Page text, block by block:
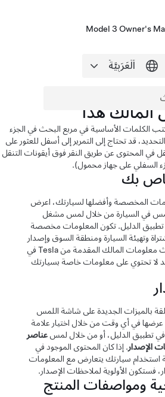
Model 3 Owner's
هذا
الأساسية في مربع البحث في الجزء
قد تحتاج إلى التمرير إلى أسفل للعثور على
المحتوى عن طريق النقر فوق أيقونات التنقل
على جهاز محمول).
بك
المخصصة وأفضلها لسيارتك، اعرض
في السيارة من خلال لمس مشغل
الدليل. تكون المعلومات مخصصة
وتهيئة السيارة ومنطقة السوق وإصدار
البرنامج. في حين يتم تحديث معلومات المالك المقدمة من Tesla في
تحتوي على معلومات خاصة بسيارتك
الجديدة على شاشة اللمس
في أي وقت من خلال اختيار علامة
الدليل، أو من خلال لمسعناصر
. إذا كان المحتوى الموجود في
سيارتك يتعارض مع المعلومات
الأولوية لملاحظات الإصدار.
ومواصفات المنتج